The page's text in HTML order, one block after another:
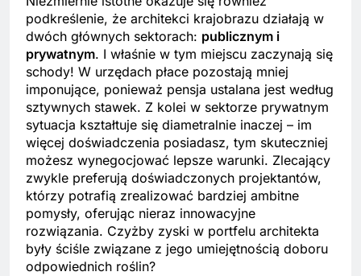
podkreślenie, że architekci krajobrazu działają w
dwóch głównych sektorach: publicznym i
prywatnym. I właśnie w tym miejscu zaczynają się
schody! W urzędach płace pozostają mniej
imponujące, ponieważ pensja ustalana jest według
sztywnych stawek. Z kolei w sektorze prywatnym
sytuacja kształtuje się diametralnie inaczej – im
więcej doświadczenia posiadasz, tym skuteczniej
możesz wynegocjować lepsze warunki. Zlecający
zwykle preferują doświadczonych projektantów,
którzy potrafią zrealizować bardziej ambitne
pomysły, oferując nieraz innowacyjne
rozwiązania. Czyżby zyski w portfelu architekta
były ściśle związane z jego umiejętnością doboru
odpowiednich roślin?